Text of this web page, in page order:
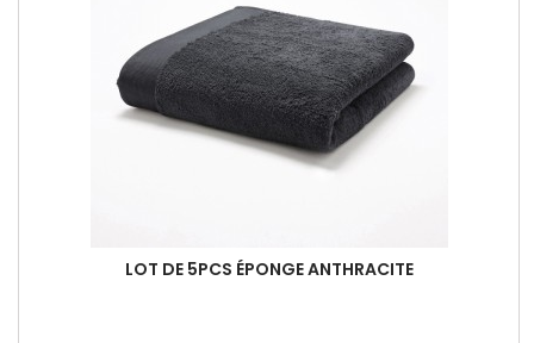
LOT DE 5PCS ÉPONGE ANTHRACITE